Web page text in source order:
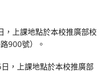
，上課地點於本校推廣部校
900號）。
，上課地點於本校推廣部